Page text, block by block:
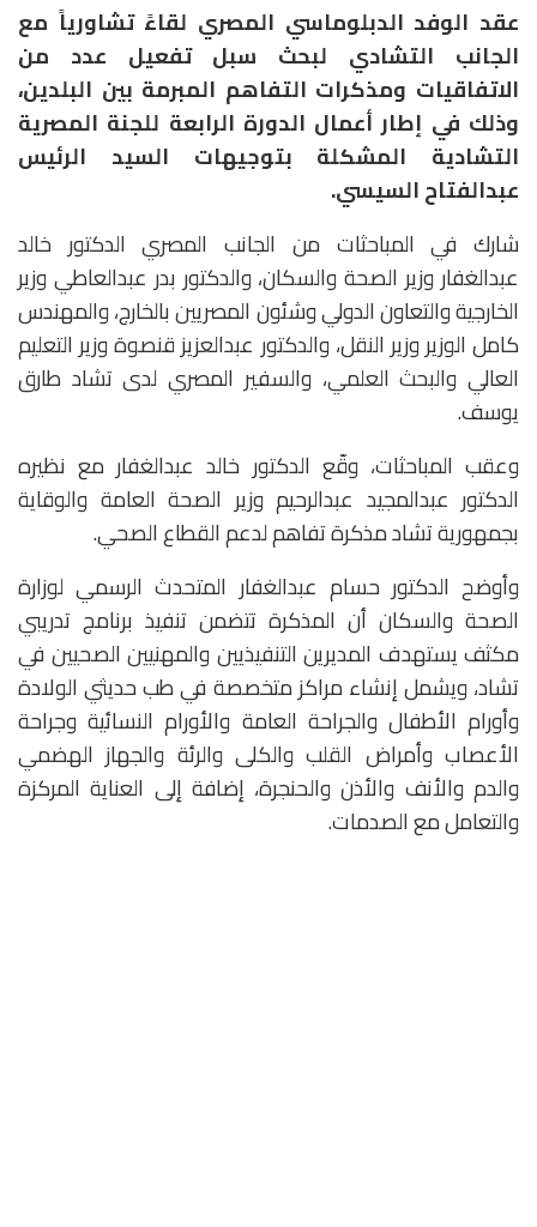
عقد الوفد الدبلوماسي المصري لقاءً تشاورياً مع
الجانب التشادي لبحث سبل تفعيل عدد من
الاتفاقيات ومذكرات التفاهم المبرمة بين البلدين،
وذلك في إطار أعمال الدورة الرابعة للجنة المصرية
التشادية المشكلة بتوجيهات السيد الرئيس
عبدالفتاح السيسي.
شارك في المباحثات من الجانب المصري الدكتور خالد
عبدالغفار وزير الصحة والسكان، والدكتور بدر عبدالعاطي وزير
الخارجية والتعاون الدولي وشئون المصريين بالخارج، والمهندس
كامل الوزير وزير النقل، والدكتور عبدالعزيز قنصوة وزير التعليم
العالي والبحث العلمي، والسفير المصري لدى تشاد طارق
يوسف.
وعقب المباحثات، وقّع الدكتور خالد عبدالغفار مع نظيره
الدكتور عبدالمجيد عبدالرحيم وزير الصحة العامة والوقاية
بجمهورية تشاد مذكرة تفاهم لدعم القطاع الصحي.
وأوضح الدكتور حسام عبدالغفار المتحدث الرسمي لوزارة
الصحة والسكان أن المذكرة تتضمن تنفيذ برنامج تدريبي
مكثف يستهدف المديرين التنفيذيين والمهنيين الصحيين في
تشاد، ويشمل إنشاء مراكز متخصصة في طب حديثي الولادة
وأورام الأطفال والجراحة العامة والأورام النسائية وجراحة
الأعصاب وأمراض القلب والكلى والرئة والجهاز الهضمي
والدم والأنف والأذن والحنجرة، إضافة إلى العناية المركزة
والتعامل مع الصدمات.